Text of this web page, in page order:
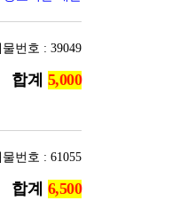
물번호 : 39049
합계
물번호 : 61055
합계